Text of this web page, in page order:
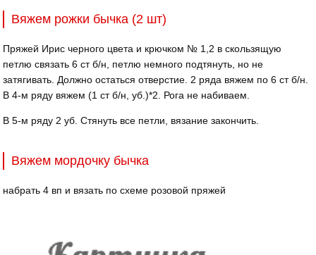
Вяжем рожки бычка (2 шт)
Пряжей Ирис черного цвета и крючком № 1,2 в скользящую
петлю связать 6 ст б/н, петлю немного подтянуть, но не
затягивать. Должно остаться отверстие. 2 ряда вяжем по 6 ст б/н.
В 4-м ряду вяжем (1 ст б/н, уб.)*2. Рога не набиваем.
В 5-м ряду 2 уб. Стянуть все петли, вязание закончить.
Вяжем мордочку бычка
набрать 4 вп и вязать по схеме розовой пряжей